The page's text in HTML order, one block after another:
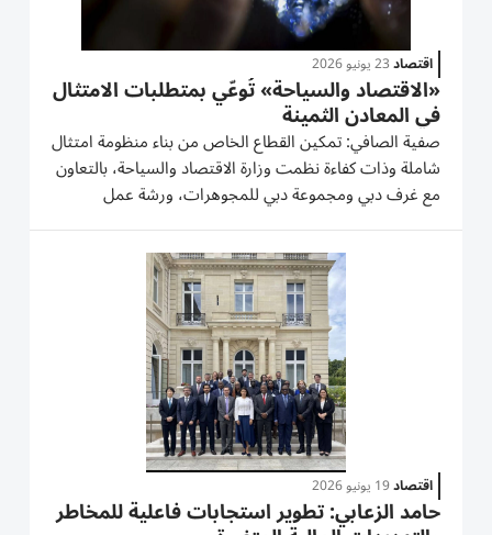
اقتصاد23 يونيو 2026
«الاقتصاد والسياحة» تُوعّي بمتطلبات الامتثال
في المعادن الثمينة
صفية الصافي: تمكين القطاع الخاص من بناء منظومة امتثال
شاملة وذات كفاءة نظمت وزارة الاقتصاد والسياحة، بالتعاون
مع غرف دبي ومجموعة دبي للمجوهرات، ورشة عمل
متخصصة لقطاع المعادن الثمينة والأحجار الكريمة، بعنوان
«تعزيز الامتثال بشأن متطلبات مواجهة غسل الأموال
ومكافحة تمويل...
اقتصاد19 يونيو 2026
حامد الزعابي: تطوير استجابات فاعلية للمخاطر